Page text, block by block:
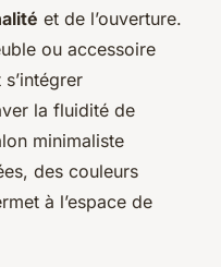
et de l’ouverture.
ou accessoire
la fluidité de
minimaliste
des couleurs
à l’espace de